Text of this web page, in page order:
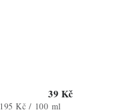
39 Kč
Měrná
195 Kč / 100 ml